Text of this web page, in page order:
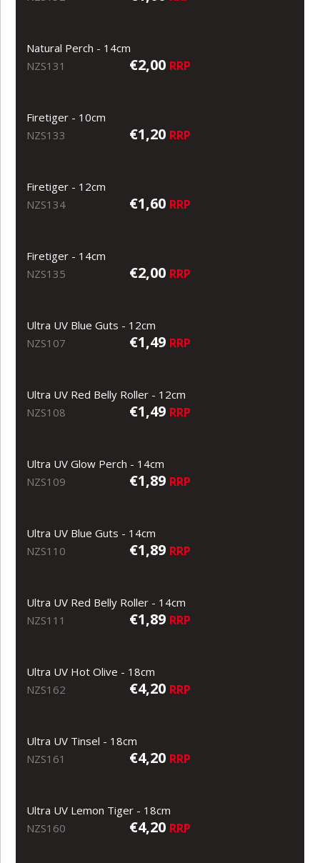
Natural Perch - 14cm
NZS131
€2,00 RRP
Firetiger - 10cm
NZS133
€1,20 RRP
Firetiger - 12cm
NZS134
€1,60 RRP
Firetiger - 14cm
NZS135
€2,00 RRP
Ultra UV Blue Guts - 12cm
NZS107
€1,49 RRP
Ultra UV Red Belly Roller - 12cm
NZS108
€1,49 RRP
Ultra UV Glow Perch - 14cm
NZS109
€1,89 RRP
Ultra UV Blue Guts - 14cm
NZS110
€1,89 RRP
Ultra UV Red Belly Roller - 14cm
NZS111
€1,89 RRP
Ultra UV Hot Olive - 18cm
NZS162
€4,20 RRP
Ultra UV Tinsel - 18cm
NZS161
€4,20 RRP
Ultra UV Lemon Tiger - 18cm
NZS160
€4,20 RRP